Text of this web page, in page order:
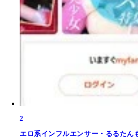
2
エロ系インフルエンサー・るるた